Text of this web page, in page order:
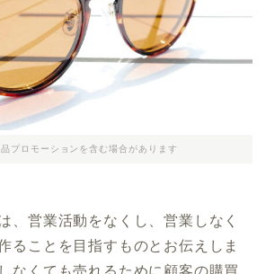
プロモーションを含む場合があります
、営業活動をなくし、営業しなく
ることを目指すものとお伝えしま
なくても売れるために顧客の購買